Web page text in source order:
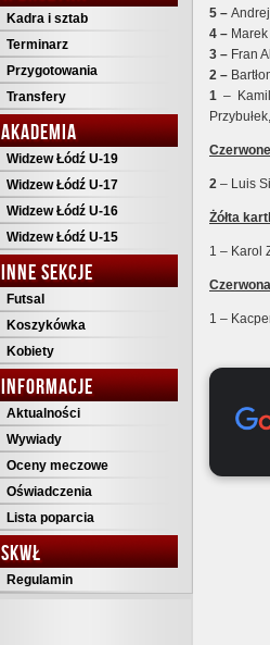
Kadra i sztab
Terminarz
Przygotowania
Transfery
AKADEMIA
Widzew Łódź U-19
Widzew Łódź U-17
Widzew Łódź U-16
Widzew Łódź U-15
INNE SEKCJE
Futsal
Koszykówka
Kobiety
INFORMACJE
Aktualności
Wywiady
Oceny meczowe
Oświadczenia
Lista poparcia
SKWŁ
Regulamin
5 –
4 –
3 – Fran
2 –
1 –
2 – Luis
Żółta
1 – Karol
1 –